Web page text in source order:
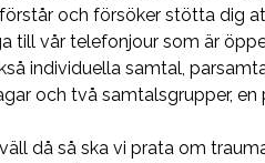
och försöker stötta dig
till vår telefonjour som är
individuella samtal,
och två samtalsgrupper,
då så ska vi prata om